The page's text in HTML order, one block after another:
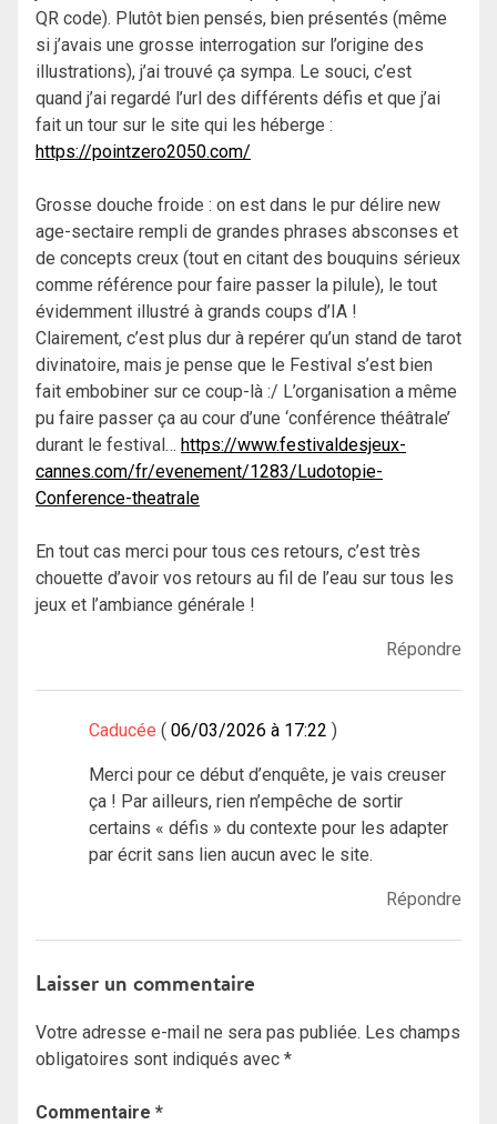
QR code). Plutôt bien pensés, bien présentés (même
si j’avais une grosse interrogation sur l’origine des
illustrations), j’ai trouvé ça sympa. Le souci, c’est
quand j’ai regardé l’url des différents défis et que j’ai
fait un tour sur le site qui les héberge :
https://pointzero2050.com/
Grosse douche froide : on est dans le pur délire new
age-sectaire rempli de grandes phrases absconses et
de concepts creux (tout en citant des bouquins sérieux
comme référence pour faire passer la pilule), le tout
évidemment illustré à grands coups d’IA !
Clairement, c’est plus dur à repérer qu’un stand de tarot
divinatoire, mais je pense que le Festival s’est bien
fait embobiner sur ce coup-là :/ L’organisation a même
pu faire passer ça au cour d’une ‘conférence théâtrale’
durant le festival… https://www.festivaldesjeux-
cannes.com/fr/evenement/1283/Ludotopie-
Conference-theatrale
En tout cas merci pour tous ces retours, c’est très
chouette d’avoir vos retours au fil de l’eau sur tous les
jeux et l’ambiance générale !
Répondre
Caducée 06/03/2026 à 17:22
Merci pour ce début d’enquête, je vais creuser
ça ! Par ailleurs, rien n’empêche de sortir
certains « défis » du contexte pour les adapter
par écrit sans lien aucun avec le site.
Répondre
Laisser un commentaire
Votre adresse e-mail ne sera pas publiée. Les champs
obligatoires sont indiqués avec *
Commentaire *